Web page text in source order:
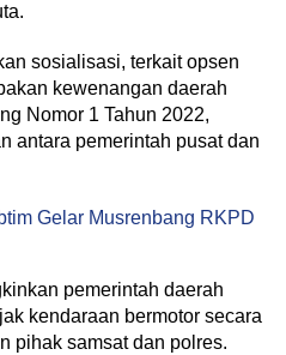
sosialisasi, terkait opsen
kewenangan daerah
Nomor 1 Tahun 2022,
antara pemerintah pusat dan
Gelar Musrenbang RKPD
pemerintah daerah
kendaraan bermotor secara
pihak samsat dan polres.